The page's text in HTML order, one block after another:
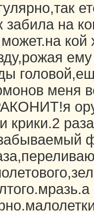
забила на
кой
меня
крики.2